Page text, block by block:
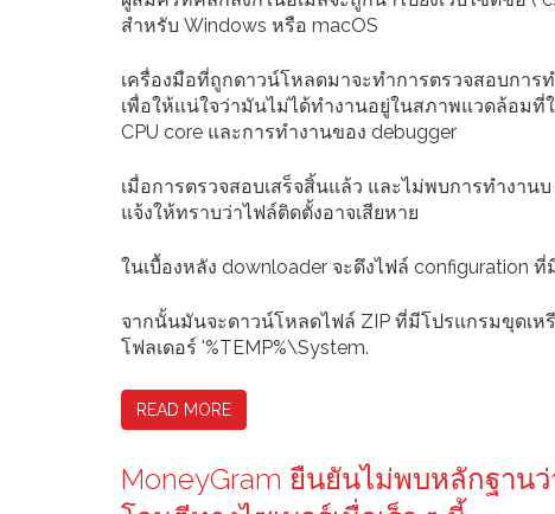
สำหรับ Windows หรือ macOS
เครื่องมือที่ถูกดาวน์โหลดมาจะทำการตรวจสอบการ
เพื่อให้แน่ใจว่ามันไม่ได้ทำงานอยู่ในสภาพแวดล้อมที่
CPU core และการทำงานของ debugger
เมื่อการตรวจสอบเสร็จสิ้นแล้ว และไม่พบการทำงา
แจ้งให้ทราบว่าไฟล์ติดตั้งอาจเสียหาย
ในเบื้องหลัง downloader จะดึงไฟล์ configuration
จากนั้นมันจะดาวน์โหลดไฟล์ ZIP ที่มีโปรแกรมขุดเห
โฟลเดอร์ '%TEMP%\System.
READ MORE
MoneyGram ยืนยันไม่พบหลักฐาน